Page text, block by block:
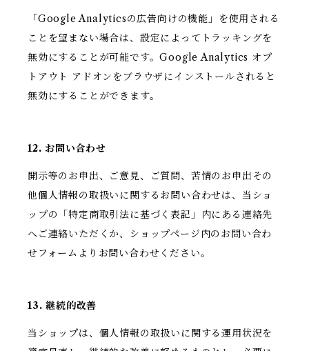
「Google Analyticsの広告向けの機能」を使用される
ことを望まない場合は、設定によってトラッキングを
無効にすることが可能です。Google Analytics オプ
トアウト アドオンをブラウザにインストールされると
無効にすることができます。
12. お問い合わせ
開示等のお申出、ご意見、ご質問、苦情のお申出その
他個人情報の取扱いに関するお問い合わせは、当ショ
ップの「特定商取引法に基づく表記」内にある連絡先
へご連絡いただくか、ショップページ内のお問い合わ
せフォームよりお問い合わせください。
13. 継続的改善
当ショップは、個人情報の取扱いに関する運用状況を